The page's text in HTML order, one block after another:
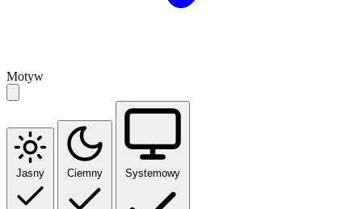
Motyw
Jasny Ciemny Systemowy